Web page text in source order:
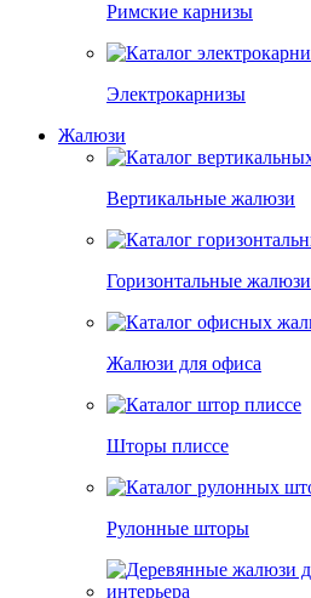
Римские карнизы
Электрокарнизы
Жалюзи
Вертикальные жалюзи
Горизонтальные жалюзи
Жалюзи для офиса
Шторы плиссе
Рулонные шторы